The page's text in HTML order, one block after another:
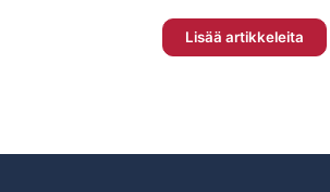
Lisää artikkeleita